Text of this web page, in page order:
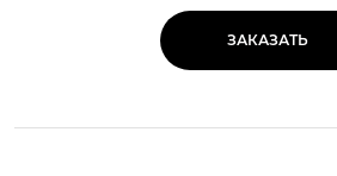
ЗАКАЗАТЬ